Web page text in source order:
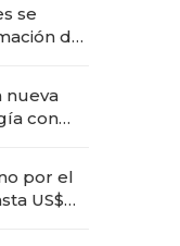
se
de
nueva
con
por el
US$